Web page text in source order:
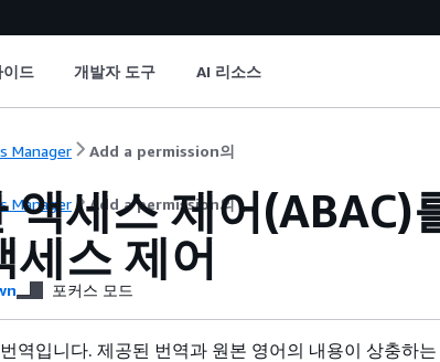
드 개발자 도구 AI 리소스
Manager Add a permission의
Manager Add a permission의
액세스 제어(ABAC)
세스 제어
포커스 모드
역입니다. 제공된 번역과 원본 영어의 내용이 상충하